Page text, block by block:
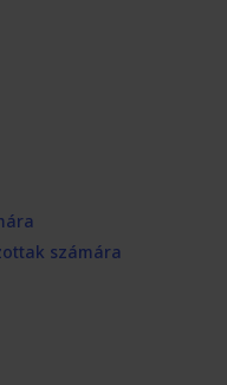
számára